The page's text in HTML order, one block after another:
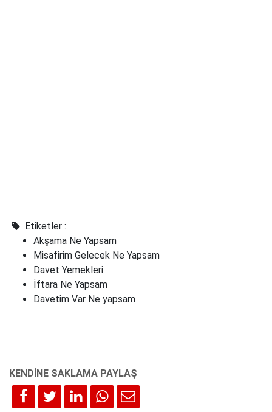
Etiketler :
Akşama Ne Yapsam
Misafirim Gelecek Ne Yapsam
Davet Yemekleri
İftara Ne Yapsam
Davetim Var Ne yapsam